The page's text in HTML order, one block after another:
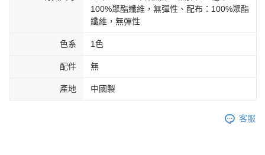
100%聚酯纖維，無彈性、配布：100%聚酯
纖維，無彈性
色系 1色
配件 無
產地 中國製
客服